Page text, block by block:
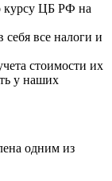
курсу ЦБ РФ на
себя все налоги и
стоимости их
у наших
одним из